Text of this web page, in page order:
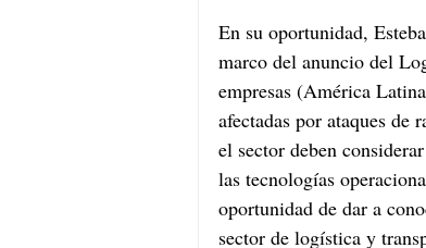
En su oportunidad,
marco del anuncio del
empresas (América
afectadas por ataques de
el sector deben
las tecnologías
oportunidad de dar a
sector de logística y